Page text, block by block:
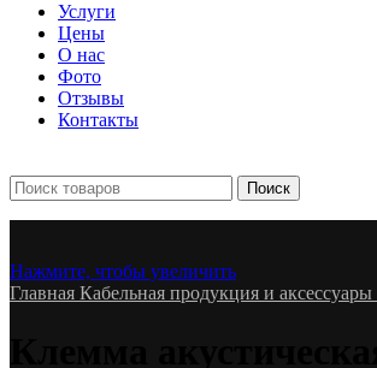
Услуги
Цены
О нас
Фото
Отзывы
Контакты
Поиск
Нажмите, чтобы увеличить
Главная Кабельная продукция и аксессуары